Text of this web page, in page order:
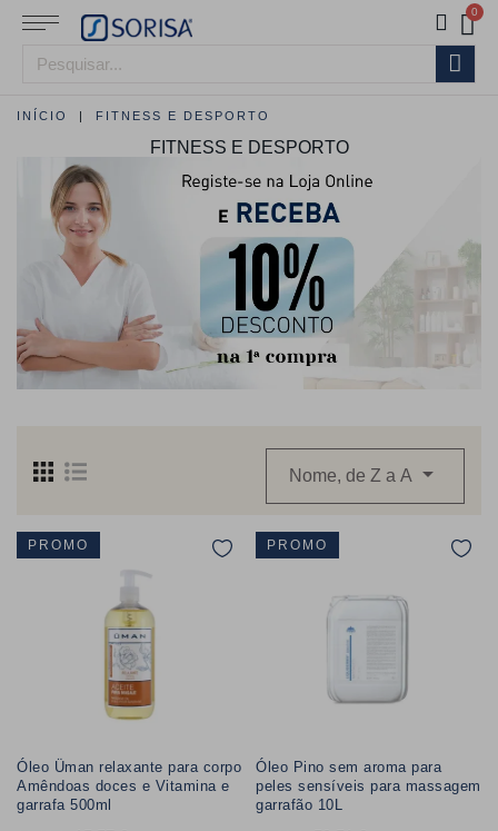
INÍCIO FITNESS E DESPORTO
FITNESS E DESPORTO
Nome, de Z a A 
PROMO
Óleo Üman relaxante para corpo
Amêndoas doces e Vitamina e
garrafa 500ml
PROMO
Óleo Pino sem aroma para
peles sensíveis para massagem
garrafão 10L